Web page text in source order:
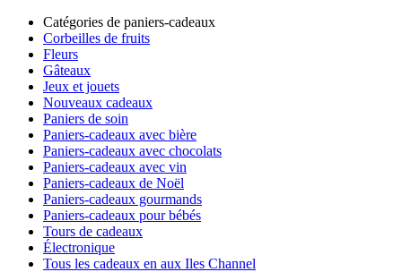
Catégories de paniers-cadeaux
Corbeilles de fruits
Fleurs
Gâteaux
Jeux et jouets
Nouveaux cadeaux
Paniers de soin
Paniers-cadeaux avec bière
Paniers-cadeaux avec chocolats
Paniers-cadeaux avec vin
Paniers-cadeaux de Noël
Paniers-cadeaux gourmands
Paniers-cadeaux pour bébés
Tours de cadeaux
Électronique
Tous les cadeaux en aux Iles Channel